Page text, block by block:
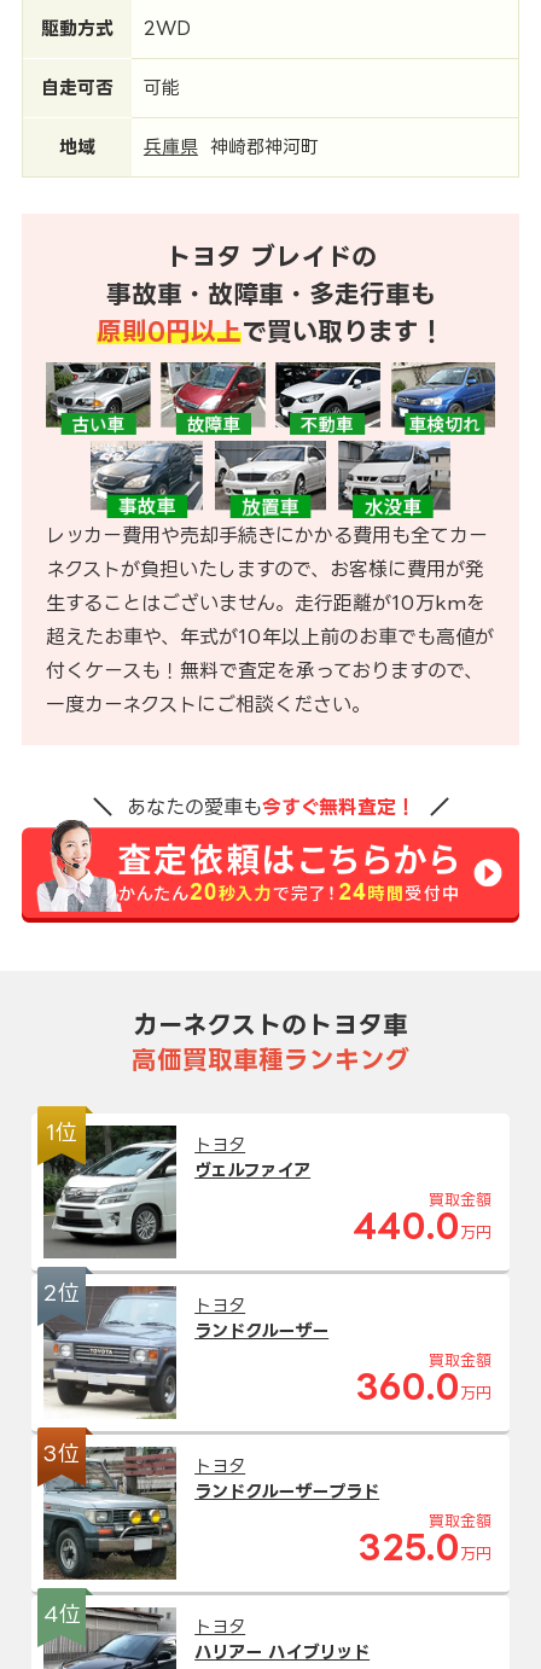
駆動方式 2WD
自走可否 可能
地域 兵庫県 神崎郡神河町
トヨタ ブレイドの
事故車・故障車・多走行車も
原則0円以上で買い取ります！
レッカー費用や売却手続きにかかる費用も全てカー
ネクストが負担いたしますので、お客様に費用が発
生することはございません。走行距離が10万kmを
超えたお車や、年式が10年以上前のお車でも高値が
付くケースも！無料で査定を承っておりますので、
一度カーネクストにご相談ください。
あなたの愛車も今すぐ無料査定！
カーネクストのトヨタ車
高価買取車種ランキング
1位
トヨタ
ヴェルファイア
買取金額
440.0 万円
2位
トヨタ
ランドクルーザー
買取金額
360.0 万円
3位
トヨタ
ランドクルーザープラド
買取金額
325.0 万円
4位
トヨタ
ハリアー ハイブリッド